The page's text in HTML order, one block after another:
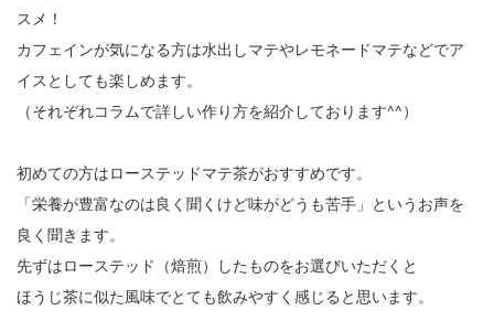
スメ！
カフェインが気になる方は水出しマテやレモネードマテなどでア
イスとしても楽しめます。
（それぞれコラムで詳しい作り方を紹介しております^^）
初めての方はローステッドマテ茶がおすすめです。
「栄養が豊富なのは良く聞くけど味がどうも苦手」というお声を
良く聞きます。
先ずはローステッド（焙煎）したものをお選びいただくと
ほうじ茶に似た風味でとても飲みやすく感じると思います。